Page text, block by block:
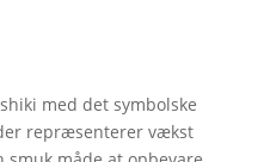
med det symbolske
repræsenterer vækst